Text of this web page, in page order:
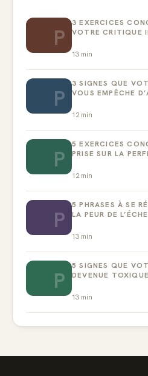
P
3 EXERCICES
VOTRE CRITIQUE
13 min
P
3 SIGNES QUE
VOUS EMPÊCHE
12 min
P
5 EXERCICES
PRISE SUR LA
12 min
P
5 PHRASES À SE
LA PEUR DE
13 min
P
5 SIGNES QUE
DEVENUE TOXIQUE
13 min